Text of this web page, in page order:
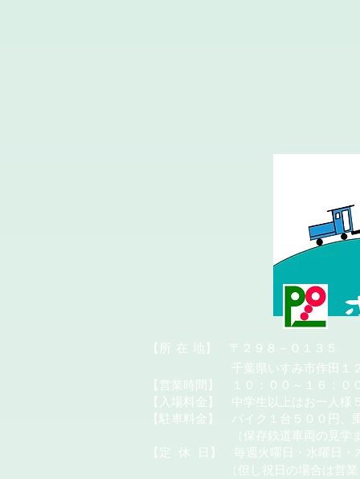
​【所 在 地】 〒２９８－０１３５
千葉県いすみ市作田１２
【営業時間】 １０：００～１６：０
【入場料金】 中学生以上はお一人様
【駐車料金】 バイク１台５００円、
（保存鉄道車両の見学または
【定
休
日】 毎週火曜日・水曜日・
（但し祝日の場合は営業